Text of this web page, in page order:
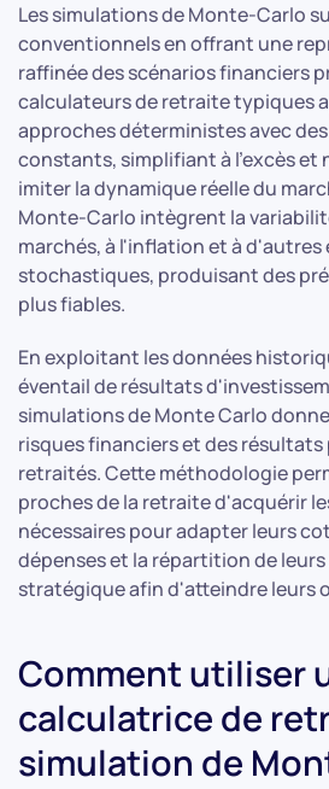
Les simulations de Monte-Carlo
conventionnels en offrant une
raffinée des scénarios financiers
calculateurs de retraite typiques
approches déterministes avec
constants, simplifiant à l'excès et
imiter la dynamique réelle du
Monte-Carlo intègrent la
marchés, à l'inflation et à d'autres
stochastiques, produisant des
plus fiables.
En exploitant les données
éventail de résultats
simulations de Monte Carlo
risques financiers et des résultats
retraités. Cette méthodologie
proches de la retraite d'acquérir
nécessaires pour adapter leurs
dépenses et la répartition de
stratégique afin d'atteindre leurs
Comment utiliser
calculatrice de
simulation de